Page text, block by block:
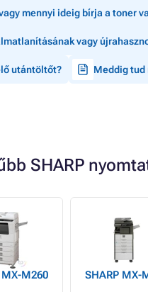
mennyi ideig bírja a toner
vagy
utántöltőt? Meddig tud
SHARP
MX-M260 SHARP MX-